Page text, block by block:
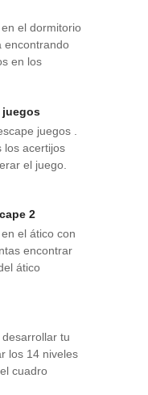
el dormitorio
encontrando
en los
juegos
juegos .
los acertijos
el juego.
2
el ático con
encontrar
ático
tu
los 14 niveles
cuadro